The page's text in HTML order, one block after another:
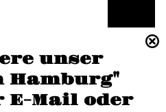
unser
Hamburg"
Update per E-Mail oder